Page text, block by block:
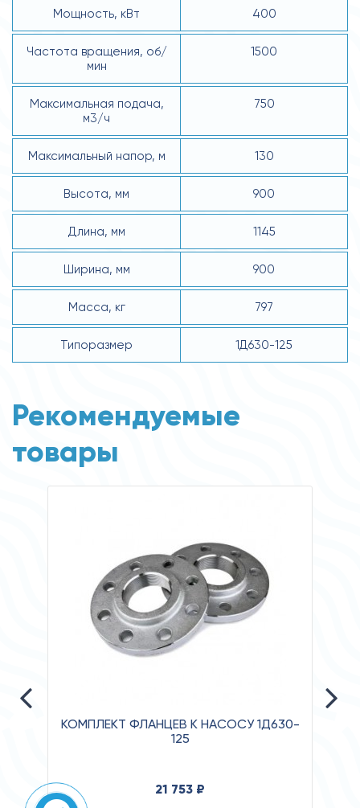
Мощность, кВт 400
Частота вращения, об/
мин
1500
Максимальная подача,
м3/ч
750
Максимальный напор, м 130
Высота, мм 900
Длина, мм 1145
Ширина, мм 900
Масса, кг 797
Типоразмер 1Д630-125
Рекомендуемые
товары
КОМПЛЕКТ ФЛАНЦЕВ К НАСОСУ 1Д630-
125
21 753 ₽